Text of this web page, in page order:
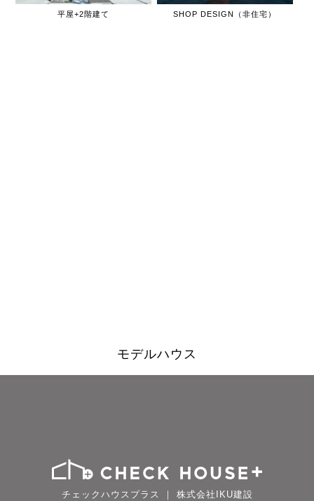
平屋+2階建て SHOP DESIGN（非住宅）
モデルハウス
チェックハウスプラス ｜ 株式会社IKU建設